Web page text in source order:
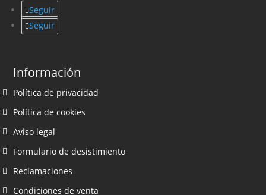
Seguir
Seguir
Información
Política de privacidad
Política de cookies
Aviso legal
Formulario de desistimiento
Reclamaciones
Condiciones de venta